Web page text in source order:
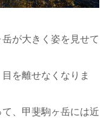
が大きく姿を見せて
を離せなくなりま
、甲斐駒ヶ岳には近